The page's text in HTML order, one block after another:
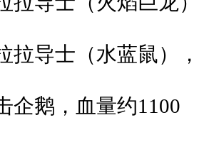
拉导士（水蓝鼠）
企鹅，血量约1100